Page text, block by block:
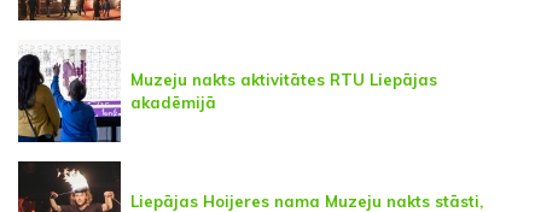
Muzeju nakts aktivitātes RTU Liepājas
akadēmijā
Liepājas Hoijeres nama Muzeju nakts stāsti,